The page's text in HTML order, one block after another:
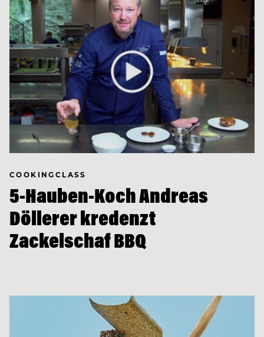
COOKINGCLASS
5-Hauben-Koch Andreas
Döllerer kredenzt
Zackelschaf BBQ